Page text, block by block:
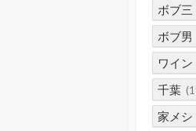
ボブ三
ボブ男
ワイン
千葉
家メシ